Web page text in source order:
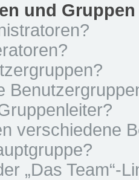
und Gruppen
verschiedene
„Das Team“-